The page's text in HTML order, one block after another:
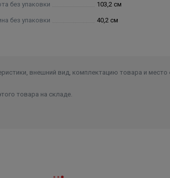
без упаковки 103,2 см
без упаковки 40,2 см
внешний вид, комплектацию товара и место
товара на складе.